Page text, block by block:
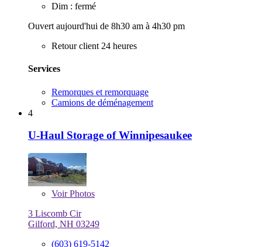
Dim : fermé
Ouvert aujourd'hui de 8h30 am à 4h30 pm
Retour client 24 heures
Services
Remorques et remorquage
Camions de déménagement
4
U-Haul Storage of Winnipesaukee
VoirPhotos
3 Liscomb Cir
Gilford, NH 03249
(603) 619-5142